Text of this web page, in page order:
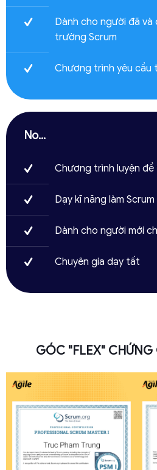
Dành cho người đã và
trường Scrum
Chương trình yêu cầu
No...
Chương trình luyện đề
Dạy kĩ năng làm
Dành cho người mới
Chuyên gia dạy tất
GÓC "FLEX" CHỨNG